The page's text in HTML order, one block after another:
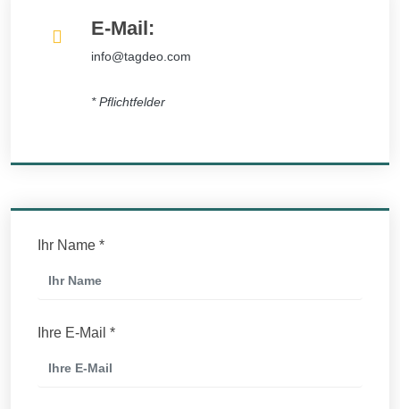
E-Mail:
info@tagdeo.com
* Pflichtfelder
Ihr Name *
Ihre E-Mail *